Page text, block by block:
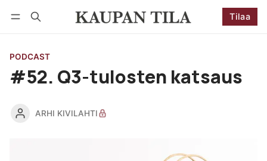
Tilaa
PODCAST
#52. Q3-tulosten katsaus
ARHI KIVILAHTI